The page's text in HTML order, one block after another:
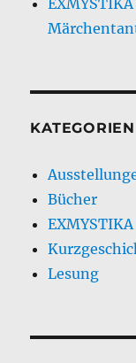
KATEGORIEN
Bücher
EXMYSTIKA
Lesung